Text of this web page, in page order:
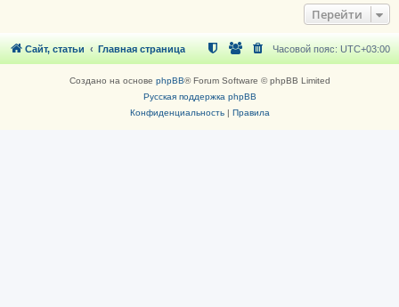
Перейти
Сайт, статьи Главная страница Часовой пояс: UTC+03:00
Создано на основе phpBB® Forum Software © phpBB Limited
Русская поддержка phpBB
Конфиденциальность| Правила